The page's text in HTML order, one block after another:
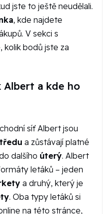
jste to ještě neudělali.
, kde najdete
V sekci s
bodů jste za
a kde ho
síť Albert jsou
a zůstávají platné
dalšího úterý. Albert
letáků – jeden
a druhý, který je
. Oba typy letáků si
na této stránce,